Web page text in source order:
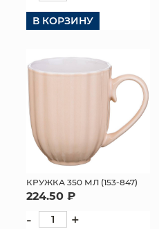
В КОРЗИНУ
КРУЖКА 350 МЛ (153-847)
224.50 ₽
- +